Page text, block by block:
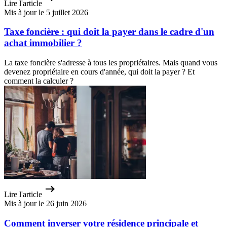
Lire l'article
Mis à jour le 5 juillet 2026
Taxe foncière : qui doit la payer dans le cadre d'un
achat immobilier ?
La taxe foncière s'adresse à tous les propriétaires. Mais quand vous
devenez propriétaire en cours d'année, qui doit la payer ? Et
comment la calculer ?
Lire l'article
Mis à jour le 26 juin 2026
Comment inverser votre résidence principale et